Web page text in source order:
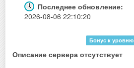
Последнее обновление:
2026-08-06 22:10:20
Бонус к уровню
Описание сервера отсутствует